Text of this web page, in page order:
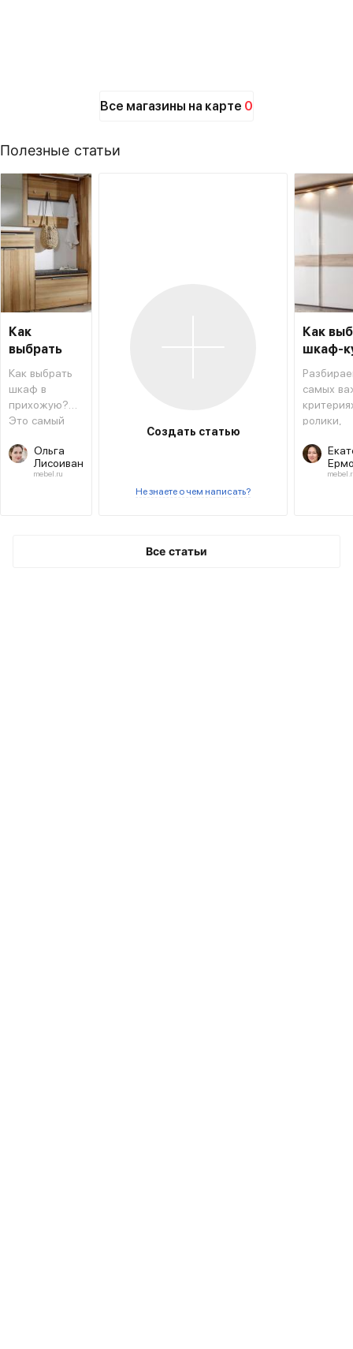
Все магазины на карте 0
Полезные статьи
Как
выбрать
шкаф в
прихожую
Как выбрать
шкаф в
прихожую?
Это самый
предмет
мебели
Ольга
Лисоиван
mebel.ru
Создать статью
Не знаете о чем написать?
Как
шкаф-
самых
ролики,
другое.
Все статьи